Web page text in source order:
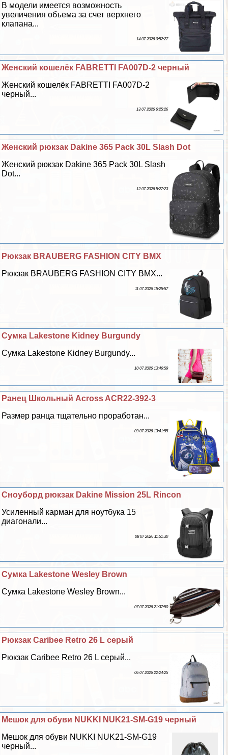
В модели имеется возможность
увеличения объема за счет верхнего
клапана...
14 07 2026 0:52:27
Женский кошелёк FABRETTI FA007D-2 черный
Женский кошелёк FABRETTI FA007D-2
черный...
13 07 2026 6:25:26
Женский рюкзак Dakine 365 Pack 30L Slash Dot
Женский рюкзак Dakine 365 Pack 30L Slash
Dot...
12 07 2026 5:27:23
Рюкзак BRAUBERG FASHION CITY BMX
Рюкзак BRAUBERG FASHION CITY BMX...
11 07 2026 15:25:57
Сумка Lakestone Kidney Burgundy
Сумка Lakestone Kidney Burgundy...
10 07 2026 13:46:59
Ранец Школьный Across ACR22-392-3
Размер ранца тщательно проработан...
09 07 2026 13:41:55
Сноуборд рюкзак Dakine Mission 25L Rincon
Усиленный карман для ноутбука 15
диагонали...
08 07 2026 11:51:30
Сумка Lakestone Wesley Brown
Сумка Lakestone Wesley Brown...
07 07 2026 21:37:50
Рюкзак Caribee Retro 26 L серый
Рюкзак Caribee Retro 26 L серый...
06 07 2026 22:24:25
Мешок для обуви NUKKI NUK21-SM-G19 черный
Мешок для обуви NUKKI NUK21-SM-G19
черный...